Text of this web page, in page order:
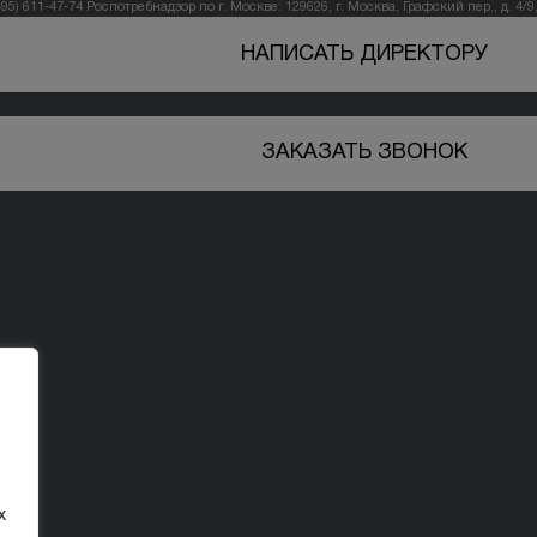
611-47-74 Роспотребнадзор по г. Москве: 129626, г. Москва, Графский пер., д. 4/9,
НАПИСАТЬ ДИРЕКТОРУ
ЗАКАЗАТЬ ЗВОНОК